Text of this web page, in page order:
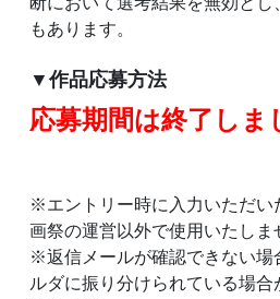
もあります。
▼作品応募方法
応募期間は終了しま
※エントリー時に入力いただい
画祭の運営以外で使用いたしま
※返信メールが確認できない場
ルダに振り分けられている場